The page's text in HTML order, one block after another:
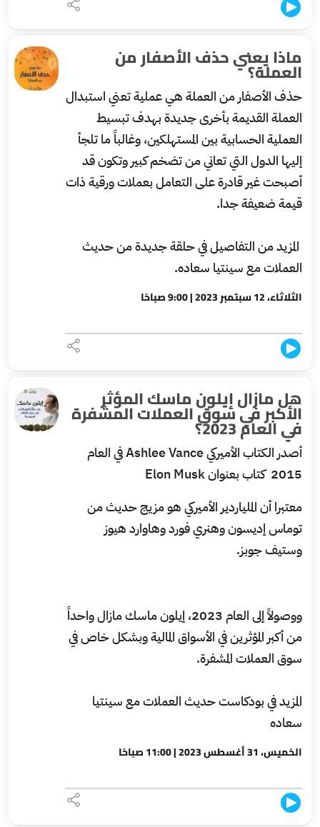
ماذا يعني حذف الأصفار من
العملة؟
حذف الأصفار من العملة هي عملية تعني استبدال
العملة القديمة بأخرى جديدة بهدف تبسيط
العملية الحسابية بين المستهلكين، وغالباً ما تلجأ
إليها الدول التي تعاني من تضخم كبير وتكون قد
أصبحت غير قادرة على التعامل بعملات ورقية ذات
قيمة ضعيفة جدا.
المزيد من التفاصيل في حلقة جديدة من حديث
العملات مع سينتيا سعاده.
الثلاثاء، 12 سبتمبر 2023 | 9:00 صباحًا
هل مازال إيلون ماسك المؤثر
الأكبر في سوق العملات المشفرة
في العام 2023؟
أصدر الكتاب الأميركي Ashlee Vance في العام
2015 كتاب بعنوان Elon Musk
معتبرا أن الملياردير الأميركي هو مزيج حديث من
توماس إديسون وهنري فورد وهاوارد هيوز
وستيف جوبز.
ووصولاً إلى العام 2023، إيلون ماسك مازال واحداً
من أكبر المؤثرين في الأسواق المالية وبشكل خاص في
سوق العملات المشفرة.
المزيد في بودكاست حديث العملات مع سينتيا
سعاده
الخميس، 31 أغسطس 2023 | 11:00 صباحًا